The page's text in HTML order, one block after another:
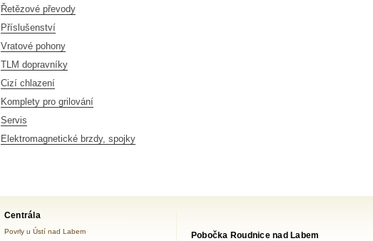
Řetězové převody
Příslušenství
Vratové pohony
TLM dopravníky
Cizí chlazení
Komplety pro grilování
Servis
Elektromagnetické brzdy, spojky
Centrála
Povrly u Ústí nad Labem
Pobočka Roudnice nad Labem